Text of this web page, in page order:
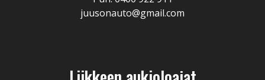
juusonauto@gmail.com